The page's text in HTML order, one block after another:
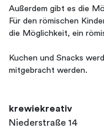
Außerdem gibt es die
Für den römischen
die Möglichkeit, ein
Kuchen und Snacks
mitgebracht werden.
krewiekreativ
Niederstraße 14